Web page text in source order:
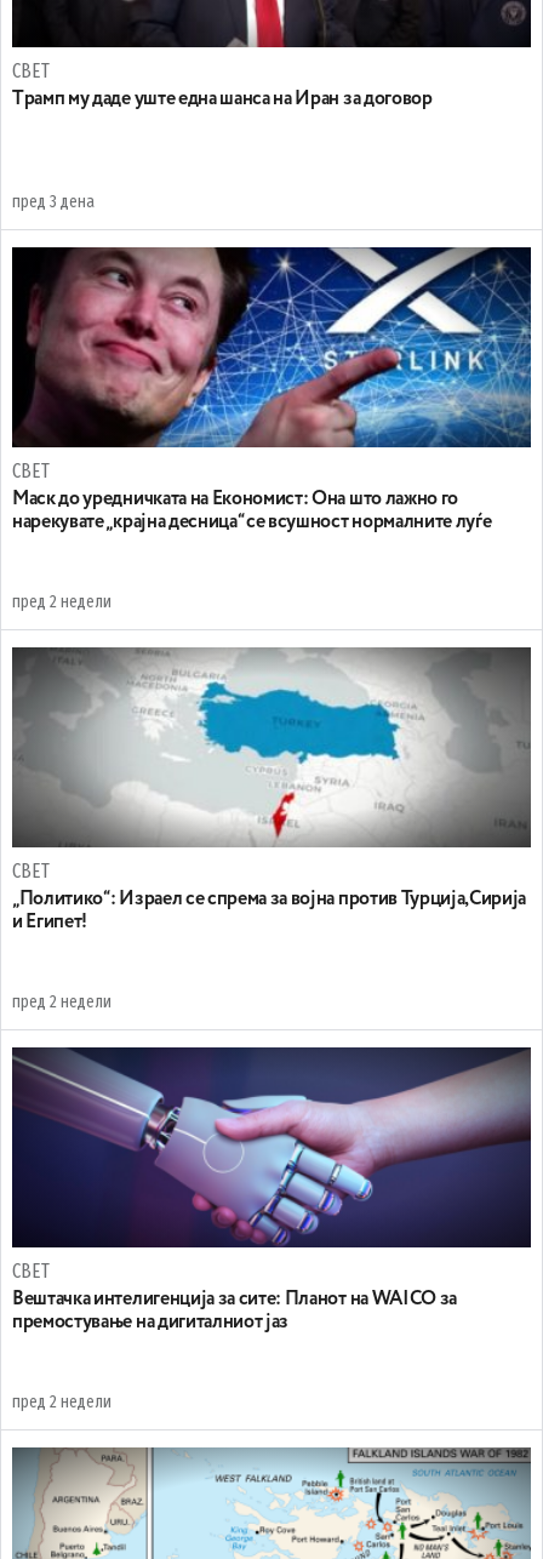
СВЕТ
Tрамп му даде уште една шанса на Иран за договор
пред 3 дена
СВЕТ
Маск до уредничката на Економист: Она што лажно го
нарекувате „крајна десница“ се всушност нормалните луѓе
пред 2 недели
СВЕТ
„Политико“: Израел се спрема за војна против Турција,Сирија
и Египет!
пред 2 недели
СВЕТ
Вештачка интелигенција за сите: Планот на WAICO за
премостување на дигиталниот јаз
пред 2 недели